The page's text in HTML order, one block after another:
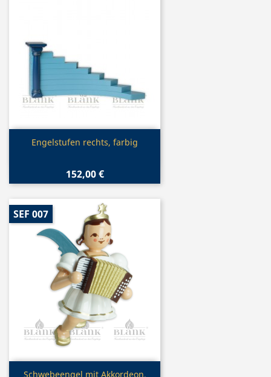
Vorschau
Engelstufen rechts, farbig
152,00 €
Schwebeengel mit Akkordeon,
SEF 007